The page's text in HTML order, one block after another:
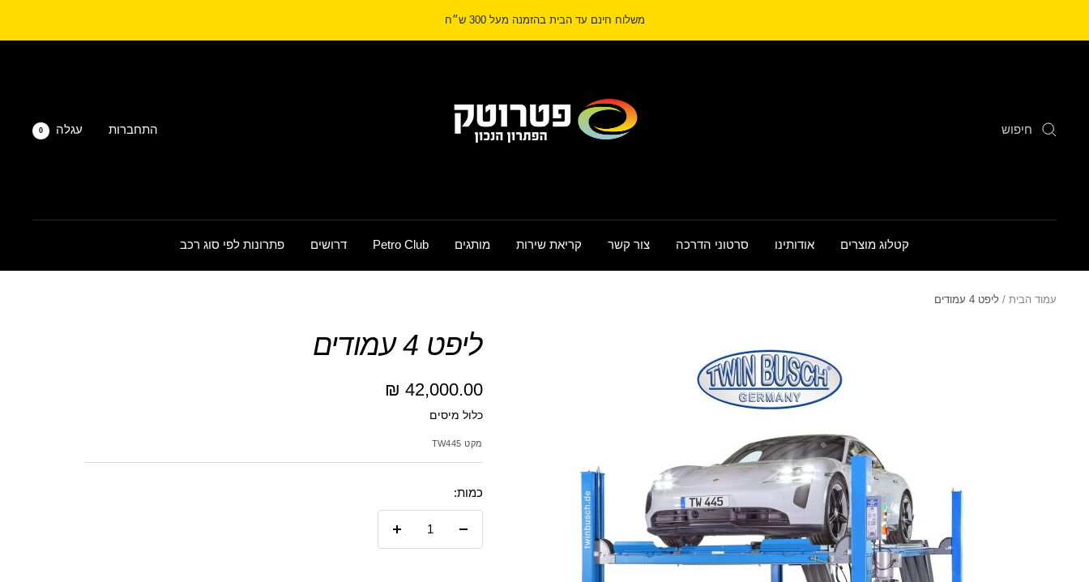
משלוח חינם עד הבית בהזמנה מעל 300 ש״ח
התחברות עגלה 0
קטלוג מוצרים אודותינו סרטוני הדרכה צור קשר קריאת שירות מותגים Petro Club דרושים פתרונות לפי סוג רכב
עמוד הבית ליפט 4 עמודים
ליפט 4 עמודים
מחיר
מבצע
42,000.00 ₪
כלול מיסים
מקט TW445
כמות:
הקטנת
הגדל